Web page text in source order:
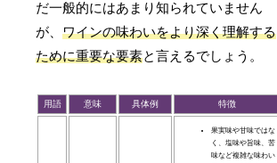
だ一般的にはあまり知られていません
が、ワインの味わいをより深く理解する
ために重要な要素と言えるでしょう。
用語 意味 具体例 特徴
果実味や甘味ではな
く、塩味や旨味、苦
味など複雑な味わい